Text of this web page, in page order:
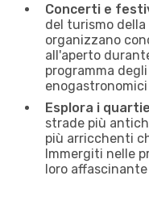
Concerti e
del turismo
organizzano
all'aperto
programma
Esplora i
strade più
più arricchenti
Immergiti nelle
loro